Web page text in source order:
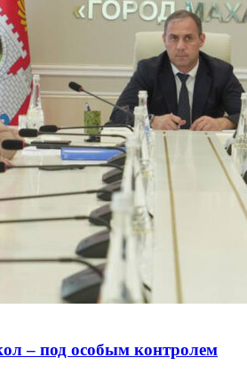
– под особым контролем